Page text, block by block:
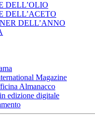
DELL’OLIO
DELL’ACETO
DELL’ANNO
Magazine
Almanacco
edizione digitale